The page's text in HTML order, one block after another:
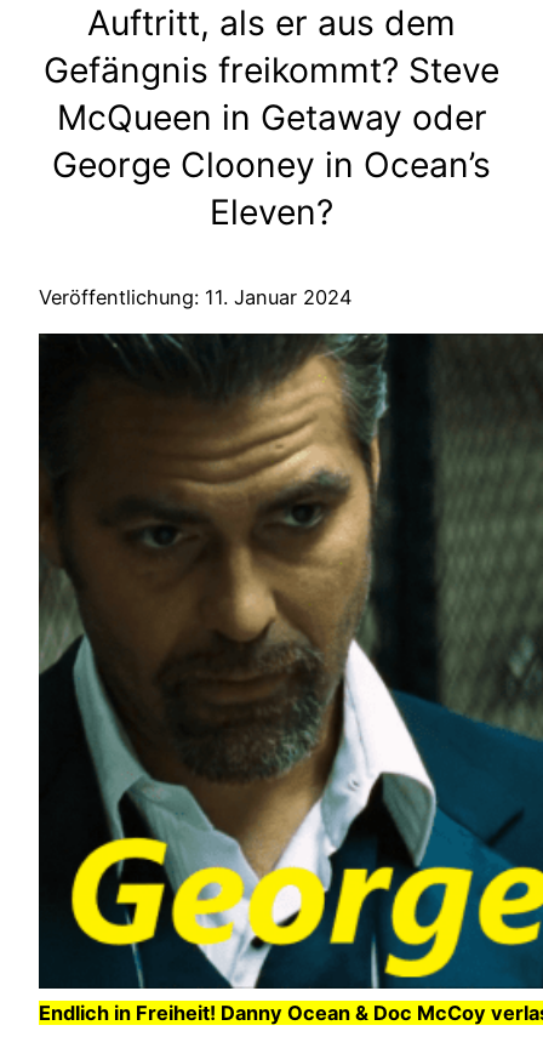
Auftritt, als er aus dem
Gefängnis freikommt? Steve
McQueen in Getaway oder
George Clooney in Ocean’s
Eleven?
Veröffentlichung: 11. Januar 2024
Endlich in Freiheit! Danny Ocean & Doc McCoy